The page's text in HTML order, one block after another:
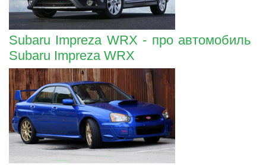
Subaru Impreza WRX - про автомобиль
Subaru Impreza WRX